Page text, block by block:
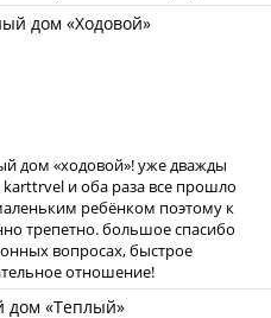
дом «ходовой»! уже дважды
и оба раза все прошло
ребёнком поэтому к
трепетно. большое спасибо
вопросах, быстрое
отношение!